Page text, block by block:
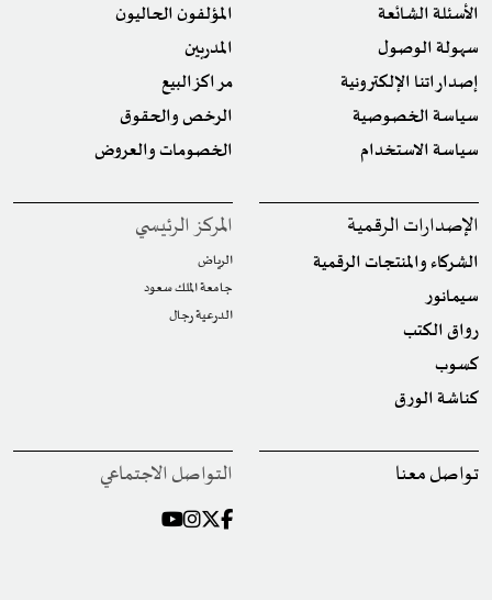
الأسئلة الشائعة
سهولة الوصول
إصداراتنا الإلكترونية
سياسة الخصوصية
سياسة الاستخدام
المؤلفون الحاليون
المدربين
مراكز البيع
الرخص والحقوق
الخصومات والعروض
الإصدارات الرقمية
الشركاء والمنتجات الرقمية
سيمانور
رواق الكتب
كسوب
كناشة الورق
المركز الرئيسي
الرياض
جامعة الملك سعود
الدرعية رجال
تواصل معنا التواصل الاجتماعي